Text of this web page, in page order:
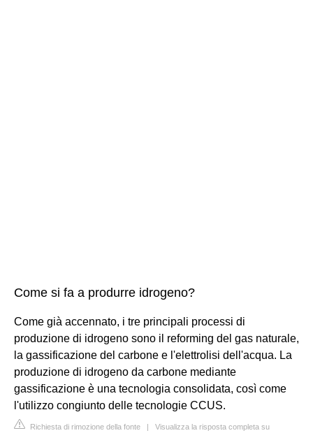
Come si fa a produrre idrogeno?
Come già accennato, i tre principali processi di
produzione di idrogeno sono il reforming del gas naturale,
la gassificazione del carbone e l'elettrolisi dell'acqua. La
produzione di idrogeno da carbone mediante
gassificazione è una tecnologia consolidata, così come
l'utilizzo congiunto delle tecnologie CCUS.
Richiesta di rimozione della fonte | Visualizza la risposta completa su